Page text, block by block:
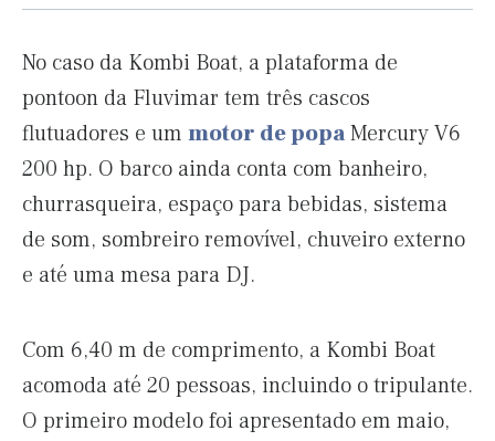
No caso da Kombi Boat, a plataforma de
pontoon da Fluvimar tem três cascos
flutuadores e um motor de popaMercury V6
200 hp. O barco ainda conta com banheiro,
churrasqueira, espaço para bebidas, sistema
de som, sombreiro removível, chuveiro externo
e até uma mesa para DJ.
Com 6,40 m de comprimento, a Kombi Boat
acomoda até 20 pessoas, incluindo o tripulante.
O primeiro modelo foi apresentado em maio,